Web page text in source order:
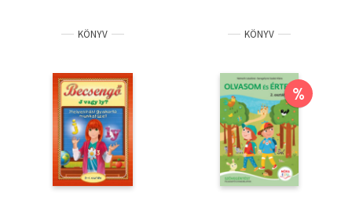
KÖNYV KÖNYV
%